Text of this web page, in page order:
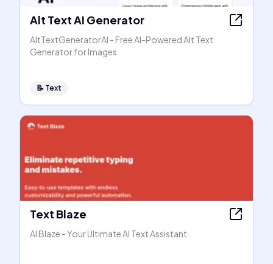
Alt Text AI Generator
AltTextGeneratorAI - Free AI-Powered Alt Text
Generator for Images
📝 Text
Text Blaze
AI Blaze - Your Ultimate AI Text Assistant